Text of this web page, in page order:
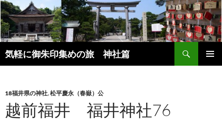
コ
ン
テ
ン
ツ
へ
プ
気軽に御朱印集めの旅 神社篇
索
18福井県の神社,松平慶永（春嶽）公
越前福井 福井神社76